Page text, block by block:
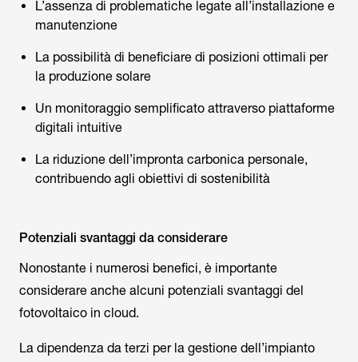
L’assenza di problematiche legate all’installazione e
manutenzione
La possibilità di beneficiare di posizioni ottimali per
la produzione solare
Un monitoraggio semplificato attraverso piattaforme
digitali intuitive
La riduzione dell’impronta carbonica personale,
contribuendo agli obiettivi di sostenibilità
Potenziali svantaggi da considerare
Nonostante i numerosi benefici, è importante
considerare anche alcuni potenziali svantaggi del
fotovoltaico in cloud.
La dipendenza da terzi per la gestione dell’impianto